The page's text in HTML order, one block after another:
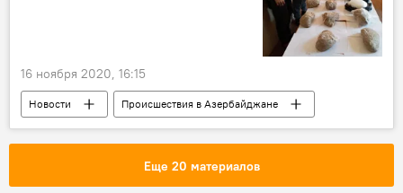
16 ноября 2020, 16:15
Новости
Происшествия в Азербайджане
Происшествия
ЖИЗНЬ
Баку
Министерство внутренних дел АР
Еще 20 материалов